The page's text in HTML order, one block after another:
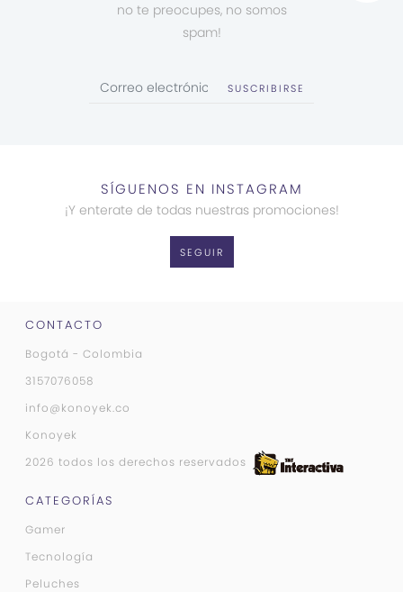
no te preocupes, no somos
spam!
SUSCRIBIRSE
SÍGUENOS EN INSTAGRAM
¡Y enterate de todas nuestras promociones!
SEGUIR
CONTACTO
Bogotá - Colombia
3157076058
info@konoyek.co
Konoyek
2026 todos los derechos reservados
CATEGORÍAS
Gamer
Tecnología
Peluches